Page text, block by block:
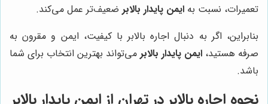
تعمیرات، نسبت به ایمن پایدار بالابر ضعیف‌تر عمل می‌کند.
بنابراین، اگر به دنبال اجاره بالابر با کیفیت، ایمن و مقرون به
صرفه هستید، ایمن پایدار بالابر می‌تواند بهترین انتخاب برای شما
باشد.